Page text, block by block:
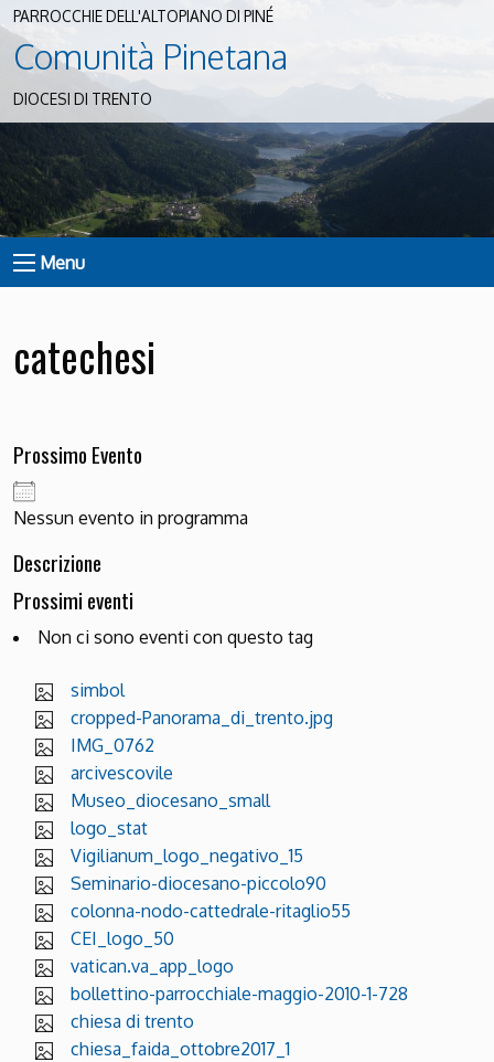
PARROCCHIE DELL'ALTOPIANO DI PINÉ
Comunità Pinetana
DIOCESI DI TRENTO
Menu
catechesi
Prossimo Evento
Nessun evento in programma
Descrizione
Prossimi eventi
Non ci sono eventi con questo tag
simbol
cropped-Panorama_di_trento.jpg
IMG_0762
arcivescovile
Museo_diocesano_small
logo_stat
Vigilianum_logo_negativo_15
Seminario-diocesano-piccolo90
colonna-nodo-cattedrale-ritaglio55
CEI_logo_50
vatican.va_app_logo
bollettino-parrocchiale-maggio-2010-1-728
chiesa di trento
chiesa_faida_ottobre2017_1